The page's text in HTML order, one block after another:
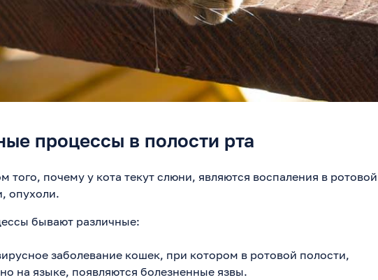
процессы в полости рта
того, почему у кота текут слюни, являются воспаления в ротовой
опухоли.
бывают различные:
заболевание кошек, при котором в ротовой полости,
на языке, появляются болезненные язвы.